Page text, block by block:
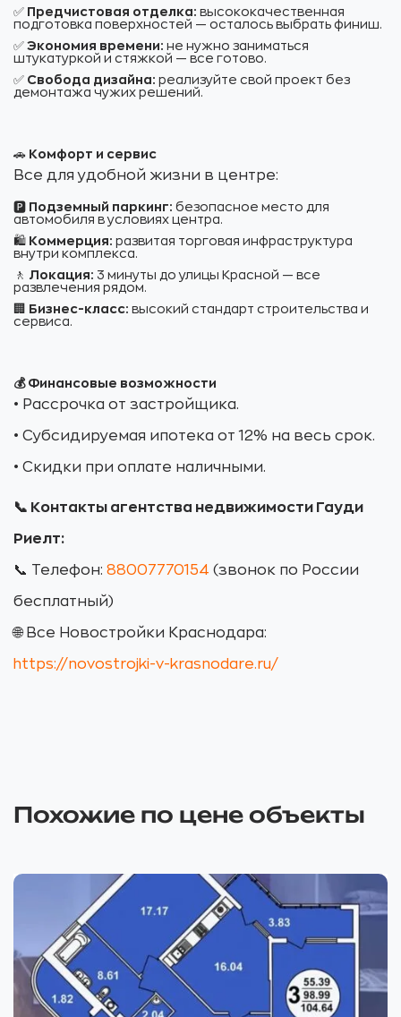
✅ Предчистовая отделка: высококачественная
подготовка поверхностей — осталось выбрать финиш.
✅ Экономия времени: не нужно заниматься
штукатуркой и стяжкой — все готово.
✅ Свобода дизайна: реализуйте свой проект без
демонтажа чужих решений.
🚗 Комфорт и сервис
Все для удобной жизни в центре:
🅿️ Подземный паркинг: безопасное место для
автомобиля в условиях центра.
🛍️ Коммерция: развитая торговая инфраструктура
внутри комплекса.
🚶 Локация: 3 минуты до улицы Красной — все
развлечения рядом.
🏢
Бизнес-класс: высокий стандарт строительства и
сервиса.
💰 Финансовые возможности
• Рассрочка от застройщика.
• Субсидируемая ипотека от 12% на весь срок.
• Скидки при оплате наличными.
📞 Контакты агентства недвижимости Гауди
Риелт:
📞 Телефон: 88007770154 (звонок по России
бесплатный)
🌐 Все Новостройки Краснодара:
https://novostrojki-v-krasnodare.ru/
Похожие по цене объекты